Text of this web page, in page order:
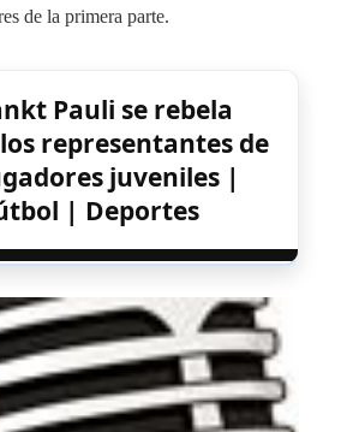
de la primera parte.
Pauli se rebela
representantes de
juveniles |
| Deportes